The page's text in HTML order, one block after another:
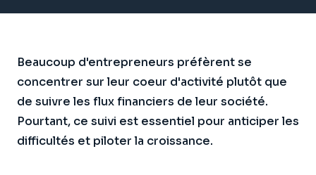
Beaucoup d'entrepreneurs préfèrent se
concentrer sur leur coeur d'activité plutôt que
de suivre les flux financiers de leur société.
Pourtant, ce suivi est essentiel pour anticiper les
difficultés et piloter la croissance.